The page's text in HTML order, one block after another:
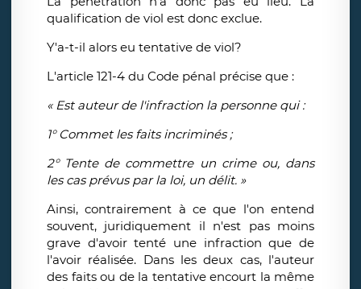
qualification de viol est donc exclue.
Y'a-t-il alors eu tentative de viol?
L'article 121-4 du Code pénal précise que :
« Est auteur de l'infraction la personne qui :
1° Commet les faits incriminés ;
2° Tente de commettre un crime ou, dans
les cas prévus par la loi, un délit. »
Ainsi, contrairement à ce que l'on entend
souvent, juridiquement il n'est pas moins
grave d'avoir tenté une infraction que de
l'avoir réalisée. Dans les deux cas, l'auteur
des faits ou de la tentative encourt la même